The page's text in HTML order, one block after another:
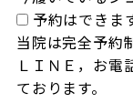
予約はできま
当院は完全予約
ＬＩＮＥ，お電
ております。